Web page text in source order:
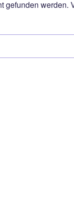
gefunden werden.